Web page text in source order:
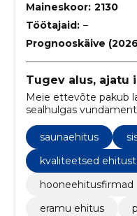
Maineskoor: 2130
Töötajaid: –
Prognooskäive
Tugev alus, ajatu
Meie ettevõte pakub
sealhulgas
renoveerimist ja
saunaehitus
kvaliteetsed
hooneehitusfirmad
eramu ehitus